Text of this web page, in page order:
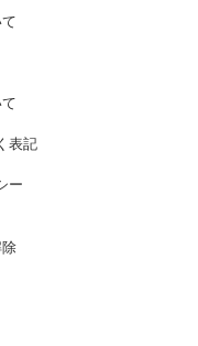
表記
ー